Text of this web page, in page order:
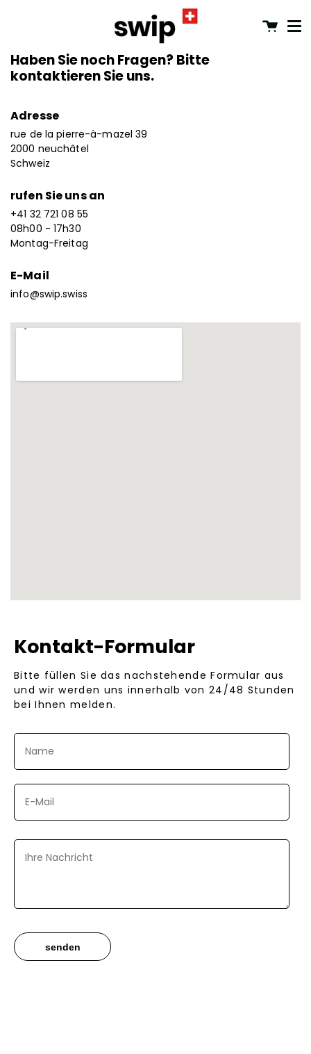
Haben Sie noch Fragen? Bitte
kontaktieren Sie uns.
Adresse
rue de la pierre-à-mazel 39
2000 neuchâtel
Schweiz
rufen Sie uns an
+41 32 721 08 55
08h00 - 17h30
Montag-Freitag
E-Mail
info@swip.swiss
Kontakt-Formular
Bitte füllen Sie das nachstehende Formular aus
und wir werden uns innerhalb von 24/48 Stunden
bei Ihnen melden.
senden